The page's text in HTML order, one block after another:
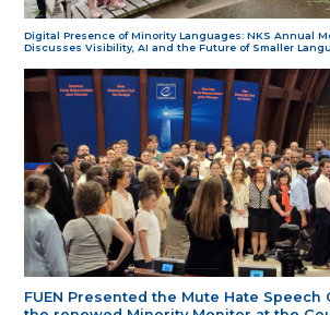
Digital Presence of Minority Languages: NKS Annual
Discusses Visibility, AI and the Future of Smaller
FUEN Presented the Mute Hate Speech